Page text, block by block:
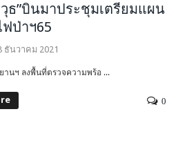
วุธ”บินมาประชุมเตรียมแผน
ป่าฯ65
ธันวาคม 2021
านฯ ลงพื้นที่ตรวจความพร้อ ...
0